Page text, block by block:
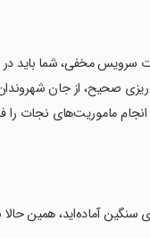
سرویس مخفی، شما
صحیح، از جان
ماموریت‌های نجات را
آماده‌اید، همین حالا